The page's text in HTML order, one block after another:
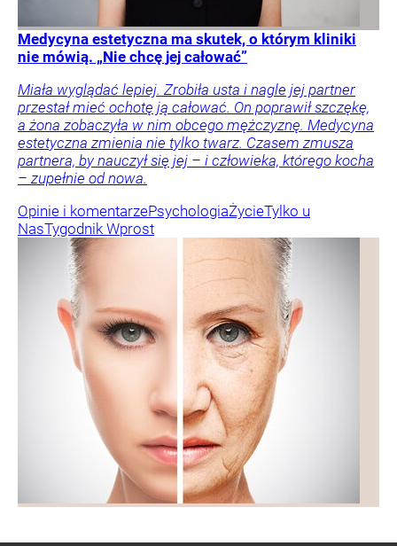
Medycyna estetyczna ma skutek, o którym kliniki
nie mówią. „Nie chcę jej całować”
Miała wyglądać lepiej. Zrobiła usta i nagle jej partner
przestał mieć ochotę ją całować. On poprawił szczękę,
a żona zobaczyła w nim obcego mężczyznę. Medycyna
estetyczna zmienia nie tylko twarz. Czasem zmusza
partnera, by nauczył się jej – i człowieka, którego kocha
– zupełnie od nowa.
Opinie i komentarzePsychologiaŻycieTylko u
NasTygodnik Wprost